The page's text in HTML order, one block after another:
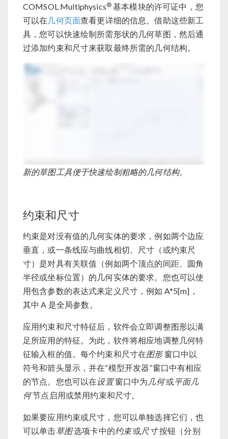
COMSOL Multiphysics® 基本模块的许可证中，您
可以在 几何页面查看更详细的信息。借助这些新工
具，您可以快速绘制所需形状的几何草图，然后通
过添加约束和尺寸来获取最终所需的几何结构。
新的草图工具便于快速绘制粗略的几何结构。
约束和尺寸
约束是对没有值的几何实体的要求，例如两个边应
垂直，或一条线应与曲线相切。尺寸（或约束尺
寸）是对具有关联值（例如两个顶点的间距、圆角
半径或坐标位置）的几何实体的要求。您也可以使
用包含参数的表达式来定义尺寸，例如 A*5[m]，
其中 A 是全局参数。
应用约束和尺寸特征后，软件会立即调整图形以满
足所应用的特征。为此，软件将相应地调整几何特
征输入框的值。每个约束和尺寸在图形窗口中以
符号和箭头显示，并在“模型开发器”窗口中有相应
的节点。您也可以在设置窗口中为 几何或平面几
何节点启用或禁用约束和尺寸。
如果要应用约束或尺寸，您可以单独选择它们，也
可以单击草图选项卡中的约束或尺寸按钮（分别